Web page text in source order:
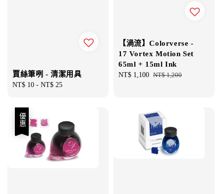
賈絲筆咧 - 清潔用具
Regular
NT$ 10 - NT$ 25
【渦流】Colorverse -
17 Vortex Motion Set
65ml + 15ml Ink
Sale
NT$ 1,100 Regular
NT$ 1,200
優惠